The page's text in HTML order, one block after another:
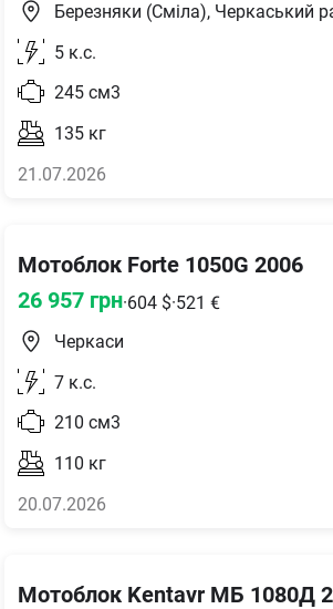
Березняки (Сміла), Черкаський
5 к.с.
245 см3
135 кг
21.07.2026
Мотоблок Forte 1050G 2006
26 957 грн·604 $·521 €
Черкаси
7 к.с.
210 см3
110 кг
20.07.2026
Мотоблок Kentavr МБ 1080Д